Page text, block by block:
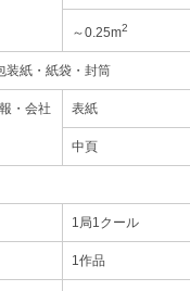
～0.25m2
装紙・紙袋・封筒
・会社
表紙
中頁
1局1クール
1作品